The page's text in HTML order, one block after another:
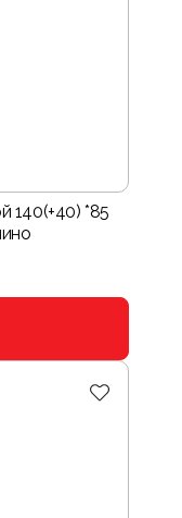
140(+40) *85